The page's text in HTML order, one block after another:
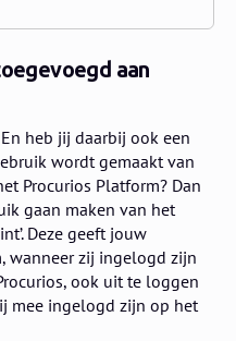
aan
heb jij daarbij ook een
wordt gemaakt van
Procurios Platform? Dan
gaan maken van het
Deze geeft jouw
wanneer zij ingelogd zijn
ook uit te loggen
mee ingelogd zijn op het